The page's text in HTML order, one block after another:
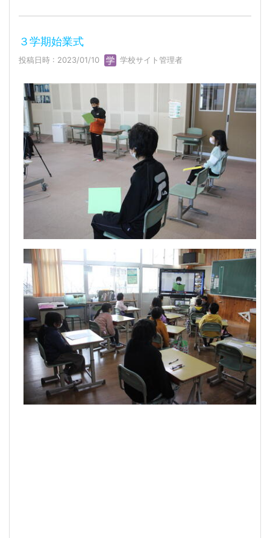
３学期始業式
投稿日時 : 2023/01/10 学校サイト管理者